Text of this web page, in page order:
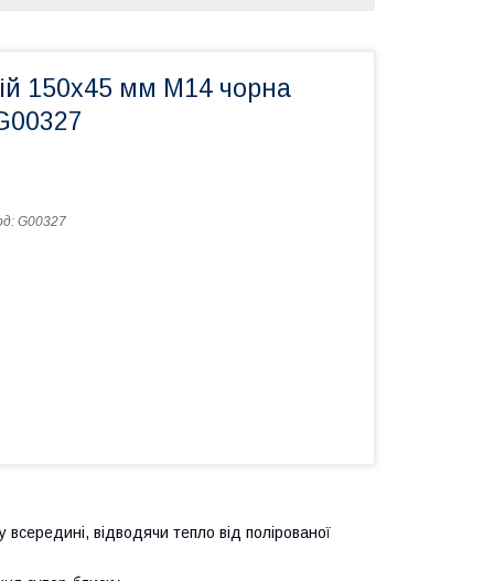
150x45 мм M14 чорна
G00327
відводячи тепло від полірованої